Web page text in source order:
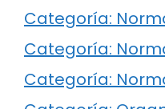
Categoría:
Categoría:
Categoría: